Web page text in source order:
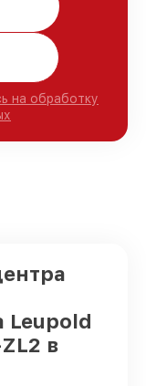
на обработку
Leupold
в